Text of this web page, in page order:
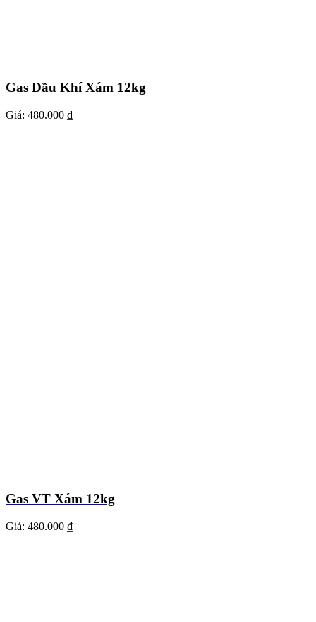
Gas Dầu Khí Xám 12kg
Giá: 480.000 ₫
Gas VT Xám 12kg
Giá: 480.000 ₫